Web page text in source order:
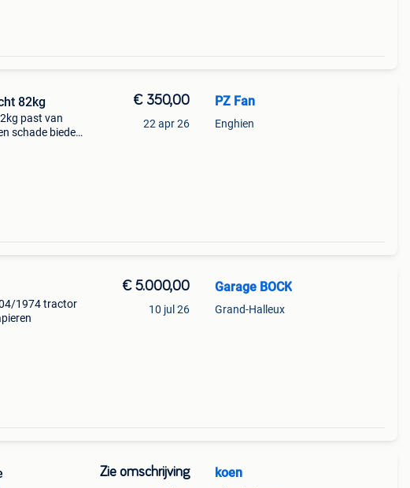
82kg
past van
schade bieden
€ 350,00
22 apr 26
PZ Fan
Enghien
1974 tractor
€ 5.000,00
10 jul 26
Garage BOCK
Grand-Halleux
Zie omschrijving koen